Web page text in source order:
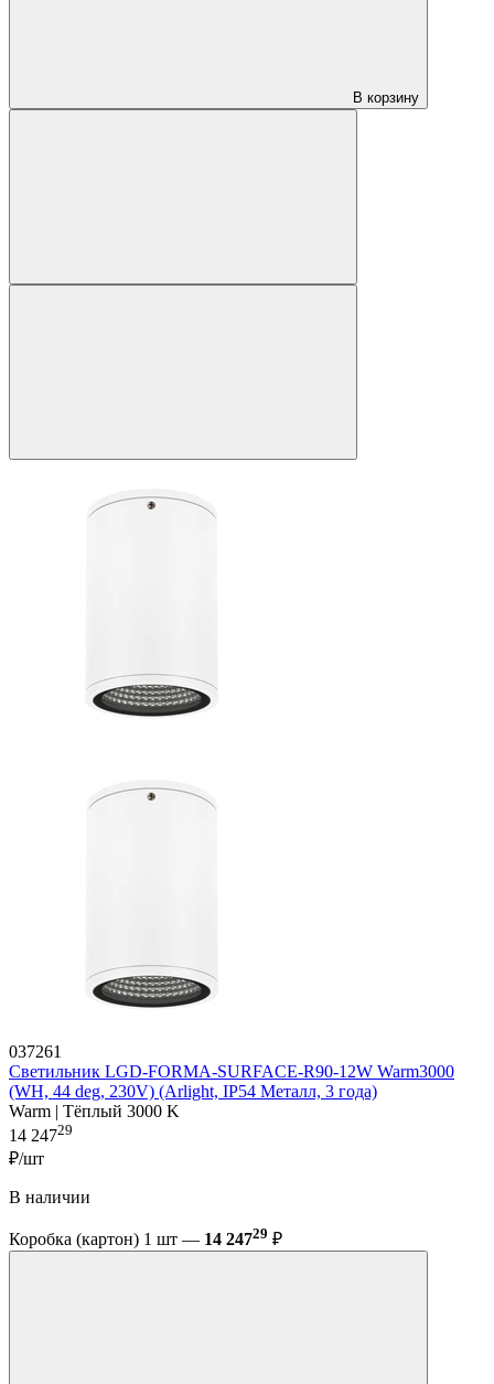
В корзину
037261
Светильник LGD-FORMA-SURFACE-R90-12W Warm3000
(WH, 44 deg, 230V) (Arlight, IP54 Металл, 3 года)
Warm | Тёплый 3000 K
14 24729
₽/шт
В наличии
Коробка (картон) 1 шт — 14 24729 ₽